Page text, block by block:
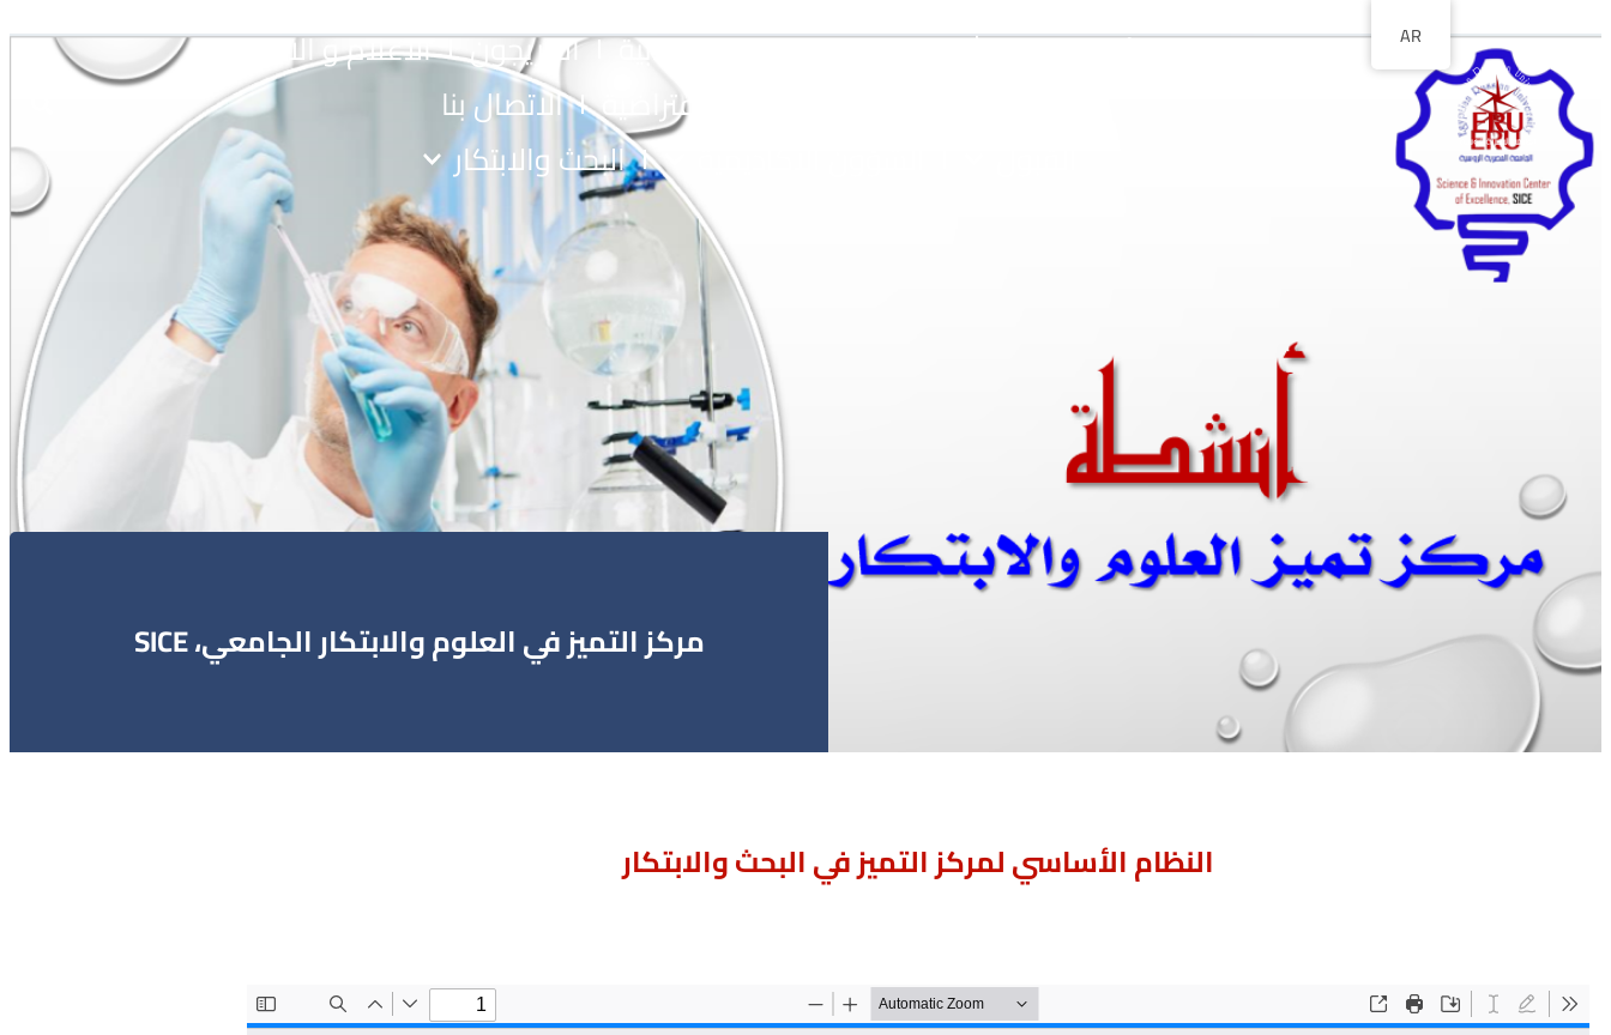
الصفحة الرئيسية اكتشف الجامعة الحياة الطلابية الخريجون
الاعلام و الاخبار
جولة افتراضية
الاتصال بنا
البحث والابتكار
مركز التميز في العلوم والابتكار الجامعي، SICE
النظام الأساسي لمركز التميز في البحث والابتكار
AR